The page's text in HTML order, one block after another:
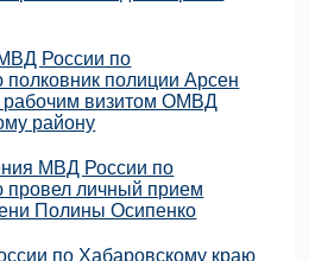
России по
полиции Арсен
рабочим визитом ОМВД
району
МВД России по
провел личный прием
Полины Осипенко
по Хабаровскому краю